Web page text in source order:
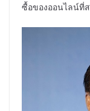
ซื้อของออนไลน์ที่